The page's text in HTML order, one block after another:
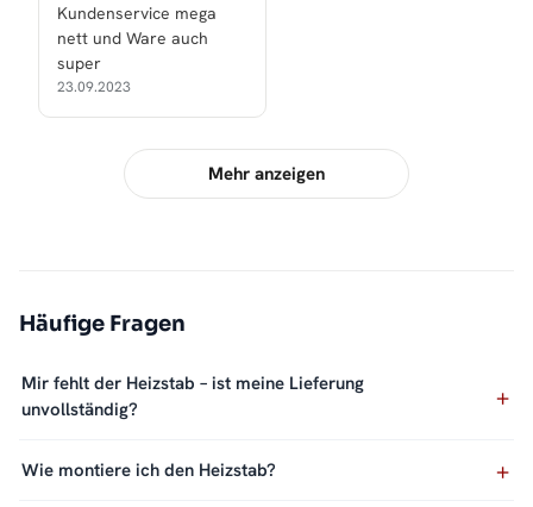
Kundenservice mega
nett und Ware auch
super
23.09.2023
Mehr anzeigen
Häufige Fragen
Mir fehlt der Heizstab – ist meine Lieferung
unvollständig?
Wie montiere ich den Heizstab?